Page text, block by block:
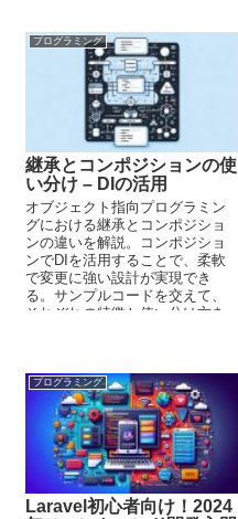
プログラミング
継承とコンポジションの使
い分け – DIの活用
オブジェクト指向プログラミン
グにおける継承とコンポジショ
ンの違いを解説。コンポジショ
ンでDIを活用することで、柔軟
で変更に強い設計が実現でき
る。サンプルコードを交えて、
それぞれの特徴と使い分け方を
プログラミング
Laravel初心者向け！2024